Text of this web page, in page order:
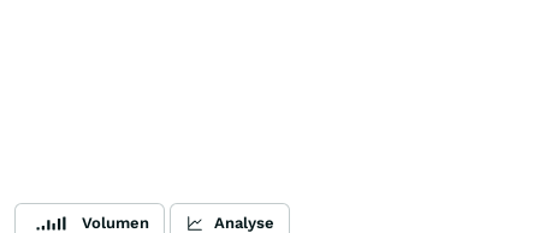
Volumen Analyse